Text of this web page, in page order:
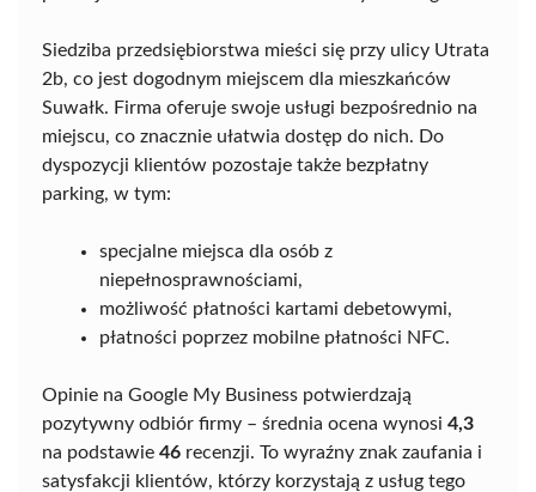
Siedziba przedsiębiorstwa mieści się przy ulicy Utrata
2b, co jest dogodnym miejscem dla mieszkańców
Suwałk. Firma oferuje swoje usługi bezpośrednio na
miejscu, co znacznie ułatwia dostęp do nich. Do
dyspozycji klientów pozostaje także bezpłatny
parking, w tym:
specjalne miejsca dla osób z
niepełnosprawnościami,
możliwość płatności kartami debetowymi,
płatności poprzez mobilne płatności NFC.
Opinie na Google My Business potwierdzają
pozytywny odbiór firmy – średnia ocena wynosi 4,3
na podstawie 46 recenzji. To wyraźny znak zaufania i
satysfakcji klientów, którzy korzystają z usług tego